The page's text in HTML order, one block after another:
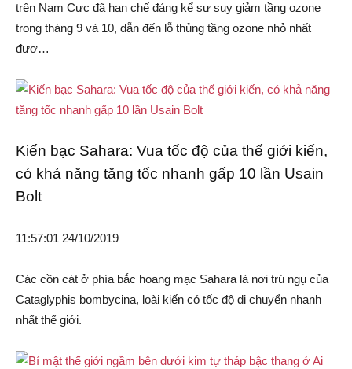
trên Nam Cực đã hạn chế đáng kể sự suy giảm tầng ozone
trong tháng 9 và 10, dẫn đến lỗ thủng tầng ozone nhỏ nhất
đượ…
Kiến bạc Sahara: Vua tốc độ của thế giới kiến,
có khả năng tăng tốc nhanh gấp 10 lần Usain
Bolt
11:57:01 24/10/2019
Các cồn cát ở phía bắc hoang mạc Sahara là nơi trú ngụ của
Cataglyphis bombycina, loài kiến có ​​tốc độ di chuyển nhanh
nhất thế giới.